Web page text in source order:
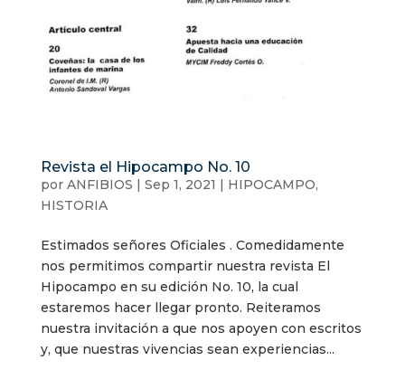
Revista el Hipocampo No. 10
por ANFIBIOS Sep 1, 2021 HIPOCAMPO,
HISTORIA
Estimados señores Oficiales . Comedidamente
nos permitimos compartir nuestra revista El
Hipocampo en su edición No. 10, la cual
estaremos hacer llegar pronto. Reiteramos
nuestra invitación a que nos apoyen con escritos
y, que nuestras vivencias sean experiencias...